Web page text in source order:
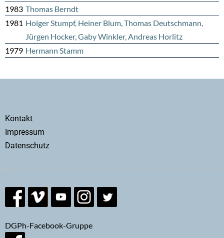
1983 Thomas Berndt
1981 Holger Stumpf, Heiner Blum, Thomas Deutschmann,
Jürgen Hocker, Gaby Winkler, Andreas Horlitz
1979 Hermann Stamm
Secondary
menu
Kontakt
Impressum
Datenschutz
DGPh-Facebook-Gruppe